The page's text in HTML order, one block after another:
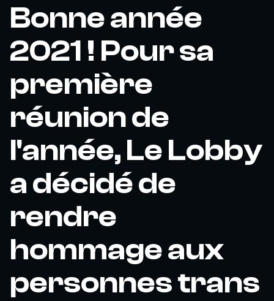
Bonne année
2021 ! Pour sa
première
réunion de
l'année, Le Lobby
a décidé de
rendre
hommage aux
personnes trans